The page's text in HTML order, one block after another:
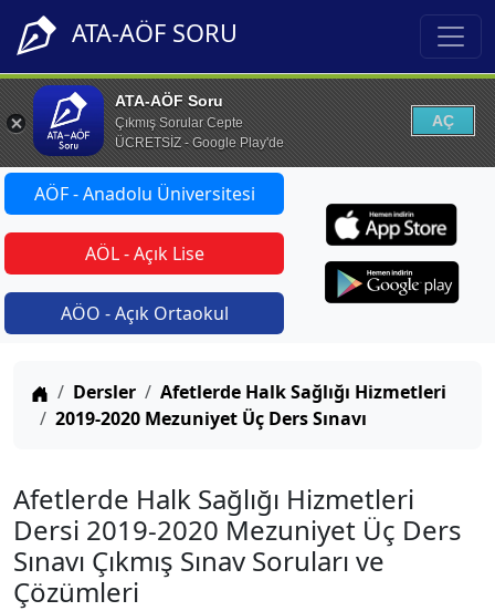
ATA-AÖF SORU
ATA-AÖF Soru
Çıkmış Sorular Cepte
ÜCRETSİZ - Google Play'de
AÇ
AÖF - Anadolu Üniversitesi
AÖL - Açık Lise
AÖO - Açık Ortaokul
Anasayfa
Dersler
Afetlerde Halk Sağlığı Hizmetleri
2019-2020 Mezuniyet Üç Ders Sınavı
Afetlerde Halk Sağlığı Hizmetleri
Dersi 2019-2020 Mezuniyet Üç Ders
Sınavı Çıkmış Sınav Soruları ve
Çözümleri